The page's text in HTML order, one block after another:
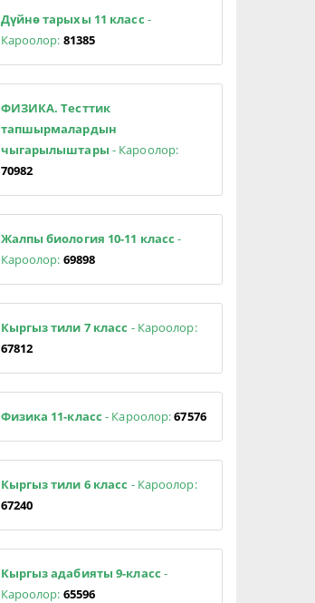
Дүйнө тарыхы 11 класс -
Кароолор: 81385
ФИЗИКА. Тесттик
тапшырмалардын
чыгарылыштары - Кароолор:
70982
Жалпы биология 10-11 класс -
Кароолор: 69898
Кыргыз тили 7 класс - Кароолор:
67812
Физика 11-класс - Кароолор:67576
Кыргыз тили 6 класс - Кароолор:
67240
Кыргыз адабияты 9-класс -
Кароолор: 65596